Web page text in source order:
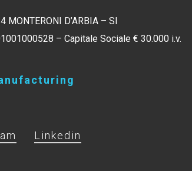
MONTERONI D’ARBIA – SI
– Capitale Sociale € 30.000 i.v.
nufacturing
Linkedin